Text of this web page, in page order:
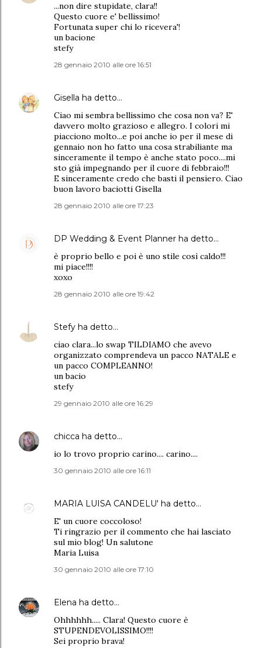
...non dire stupidate, clara!!
Questo cuore e' bellissimo!
Fortunata super chi lo ricevera'!
un bacione
stefy
28 gennaio 2010 alle ore 16:51
Gisella ha detto…
Ciao mi sembra bellissimo che cosa non va? E'
davvero molto grazioso e allegro. I colori mi
piacciono molto...e poi anche io per il mese di
gennaio non ho fatto una cosa strabiliante ma
sinceramente il tempo è anche stato poco....mi
sto già impegnando per il cuore di febbraio!!!
E sinceramente credo che basti il pensiero. Ciao
buon lavoro baciotti Gisella
28 gennaio 2010 alle ore 17:23
DP Wedding & Event Planner ha detto…
è proprio bello e poi è uno stile così caldo!!!
mi piace!!!!
xoxo
28 gennaio 2010 alle ore 19:42
Stefy ha detto…
ciao clara...lo swap TILDIAMO che avevo
organizzato comprendeva un pacco NATALE e
un pacco COMPLEANNO!
un bacio
stefy
29 gennaio 2010 alle ore 16:29
chicca ha detto…
io lo trovo proprio carino.... carino....
30 gennaio 2010 alle ore 16:11
MARIA LUISA CANDELU' ha detto…
E' un cuore coccoloso!
Ti ringrazio per il commento che hai lasciato
sul mio blog! Un salutone
Maria Luisa
30 gennaio 2010 alle ore 17:10
Elena ha detto…
Ohhhhhh..... Clara! Questo cuore è
STUPENDEVOLISSIMO!!!!
Sei proprio brava!